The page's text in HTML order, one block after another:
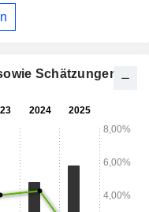
Verarbeitung
und Nebenprodukte
Wasser, die
Schätzungen